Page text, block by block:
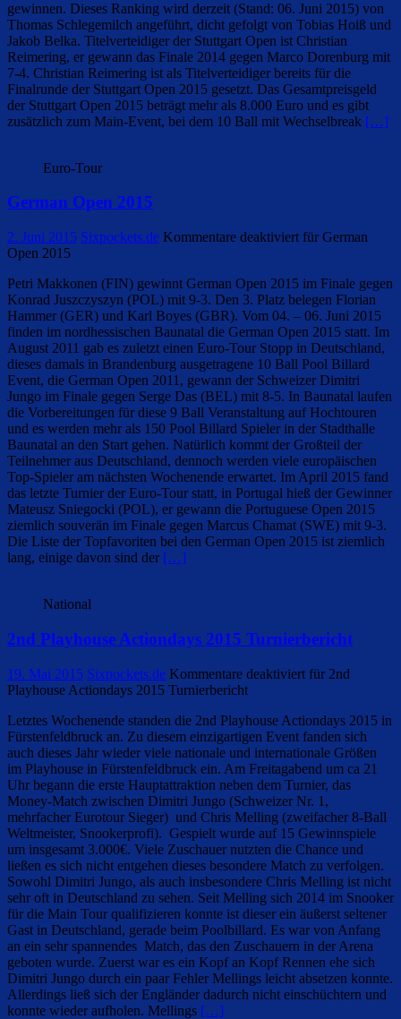
gewinnen. Dieses Ranking wird derzeit (Stand: 06. Juni 2015) von
Thomas Schlegemilch angeführt, dicht gefolgt von Tobias Hoiß und
Jakob Belka. Titelverteidiger der Stuttgart Open ist Christian
Reimering, er gewann das Finale 2014 gegen Marco Dorenburg mit
7-4. Christian Reimering ist als Titelverteidiger bereits für die
Finalrunde der Stuttgart Open 2015 gesetzt. Das Gesamtpreisgeld
der Stuttgart Open 2015 beträgt mehr als 8.000 Euro und es gibt
zusätzlich zum Main-Event, bei dem 10 Ball mit Wechselbreak […]
Euro-Tour
German Open 2015
2. Juni 2015 Sixpockets.de Kommentare deaktiviert für German
Open 2015
Petri Makkonen (FIN) gewinnt German Open 2015 im Finale gegen
Konrad Juszczyszyn (POL) mit 9-3. Den 3. Platz belegen Florian
Hammer (GER) und Karl Boyes (GBR). Vom 04. – 06. Juni 2015
finden im nordhessischen Baunatal die German Open 2015 statt. Im
August 2011 gab es zuletzt einen Euro-Tour Stopp in Deutschland,
dieses damals in Brandenburg ausgetragene 10 Ball Pool Billard
Event, die German Open 2011, gewann der Schweizer Dimitri
Jungo im Finale gegen Serge Das (BEL) mit 8-5. In Baunatal laufen
die Vorbereitungen für diese 9 Ball Veranstaltung auf Hochtouren
und es werden mehr als 150 Pool Billard Spieler in der Stadthalle
Baunatal an den Start gehen. Natürlich kommt der Großteil der
Teilnehmer aus Deutschland, dennoch werden viele europäischen
Top-Spieler am nächsten Wochenende erwartet. Im April 2015 fand
das letzte Turnier der Euro-Tour statt, in Portugal hieß der Gewinner
Mateusz Sniegocki (POL), er gewann die Portuguese Open 2015
ziemlich souverän im Finale gegen Marcus Chamat (SWE) mit 9-3.
Die Liste der Topfavoriten bei den German Open 2015 ist ziemlich
lang, einige davon sind der […]
National
2nd Playhouse Actiondays 2015 Turnierbericht
19. Mai 2015 Sixpockets.de Kommentare deaktiviert für 2nd
Playhouse Actiondays 2015 Turnierbericht
Letztes Wochenende standen die 2nd Playhouse Actiondays 2015 in
Fürstenfeldbruck an. Zu diesem einzigartigen Event fanden sich
auch dieses Jahr wieder viele nationale und internationale Größen
im Playhouse in Fürstenfeldbruck ein. Am Freitagabend um ca 21
Uhr begann die erste Hauptattraktion neben dem Turnier, das
Money-Match zwischen Dimitri Jungo (Schweizer Nr. 1,
mehrfacher Eurotour Sieger) und Chris Melling (zweifacher 8-Ball
Weltmeister, Snookerprofi). Gespielt wurde auf 15 Gewinnspiele
um insgesamt 3.000€. Viele Zuschauer nutzten die Chance und
ließen es sich nicht entgehen dieses besondere Match zu verfolgen.
Sowohl Dimitri Jungo, als auch insbesondere Chris Melling ist nicht
sehr oft in Deutschland zu sehen. Seit Melling sich 2014 im Snooker
für die Main Tour qualifizieren konnte ist dieser ein äußerst seltener
Gast in Deutschland, gerade beim Poolbillard. Es war von Anfang
an ein sehr spannendes Match, das den Zuschauern in der Arena
geboten wurde. Zuerst war es ein Kopf an Kopf Rennen ehe sich
Dimitri Jungo durch ein paar Fehler Mellings leicht absetzen konnte.
Allerdings ließ sich der Engländer dadurch nicht einschüchtern und
konnte wieder aufholen. Mellings […]